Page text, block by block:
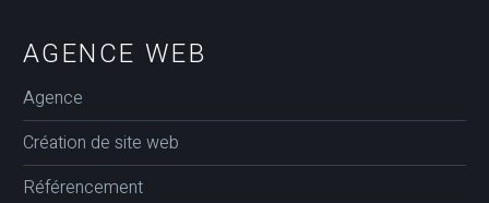
AGENCE WEB
Agence
Création de site web
Référencement